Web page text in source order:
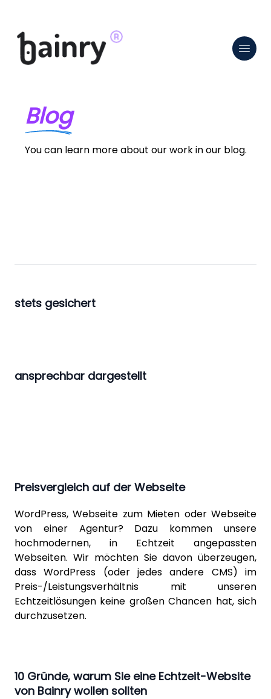
Blog
You can learn more about our work in our blog.
stets gesichert
ansprechbar dargestellt
Preisvergleich auf der Webseite
WordPress, Webseite zum Mieten oder Webseite
von einer Agentur? Dazu kommen unsere
hochmodernen, in Echtzeit angepassten
Webseiten. Wir möchten Sie davon überzeugen,
dass WordPress (oder jedes andere CMS) im
Preis-/Leistungsverhältnis mit unseren
Echtzeitlösungen keine großen Chancen hat, sich
durchzusetzen.
10 Gründe, warum Sie eine Echtzeit-Website
von Bainry wollen sollten